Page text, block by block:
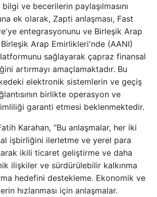
ve becerilerin paylaşılmasını
ek olarak, Zapti anlaşması, Fast
entegrasyonunu ve Birleşik Arap
Arap Emirlikleri'nde (AANI)
sağlayarak çapraz finansal
artırmayı amaçlamaktadır. Bu
elektronik sistemlerin ve geçiş
birlikte operasyon ve
garanti etmesi beklenmektedir.
Karahan, “Bu anlaşmalar, her iki
işbirliğini ilerletme ve yerel para
ikili ticaret geliştirme ve daha
ilişkiler ve sürdürülebilir kalkınma
hedefini destekleme. Ekonomik ve
hızlanması için anlaşmalar.